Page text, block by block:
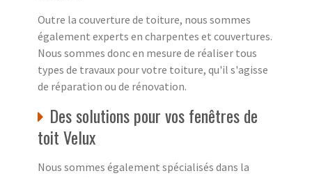
Outre la couverture de toiture, nous sommes
également experts en charpentes et couvertures.
Nous sommes donc en mesure de réaliser tous
types de travaux pour votre toiture, qu'il s'agisse
de réparation ou de rénovation.
Des solutions pour vos fenêtres de
toit Velux
Nous sommes également spécialisés dans la